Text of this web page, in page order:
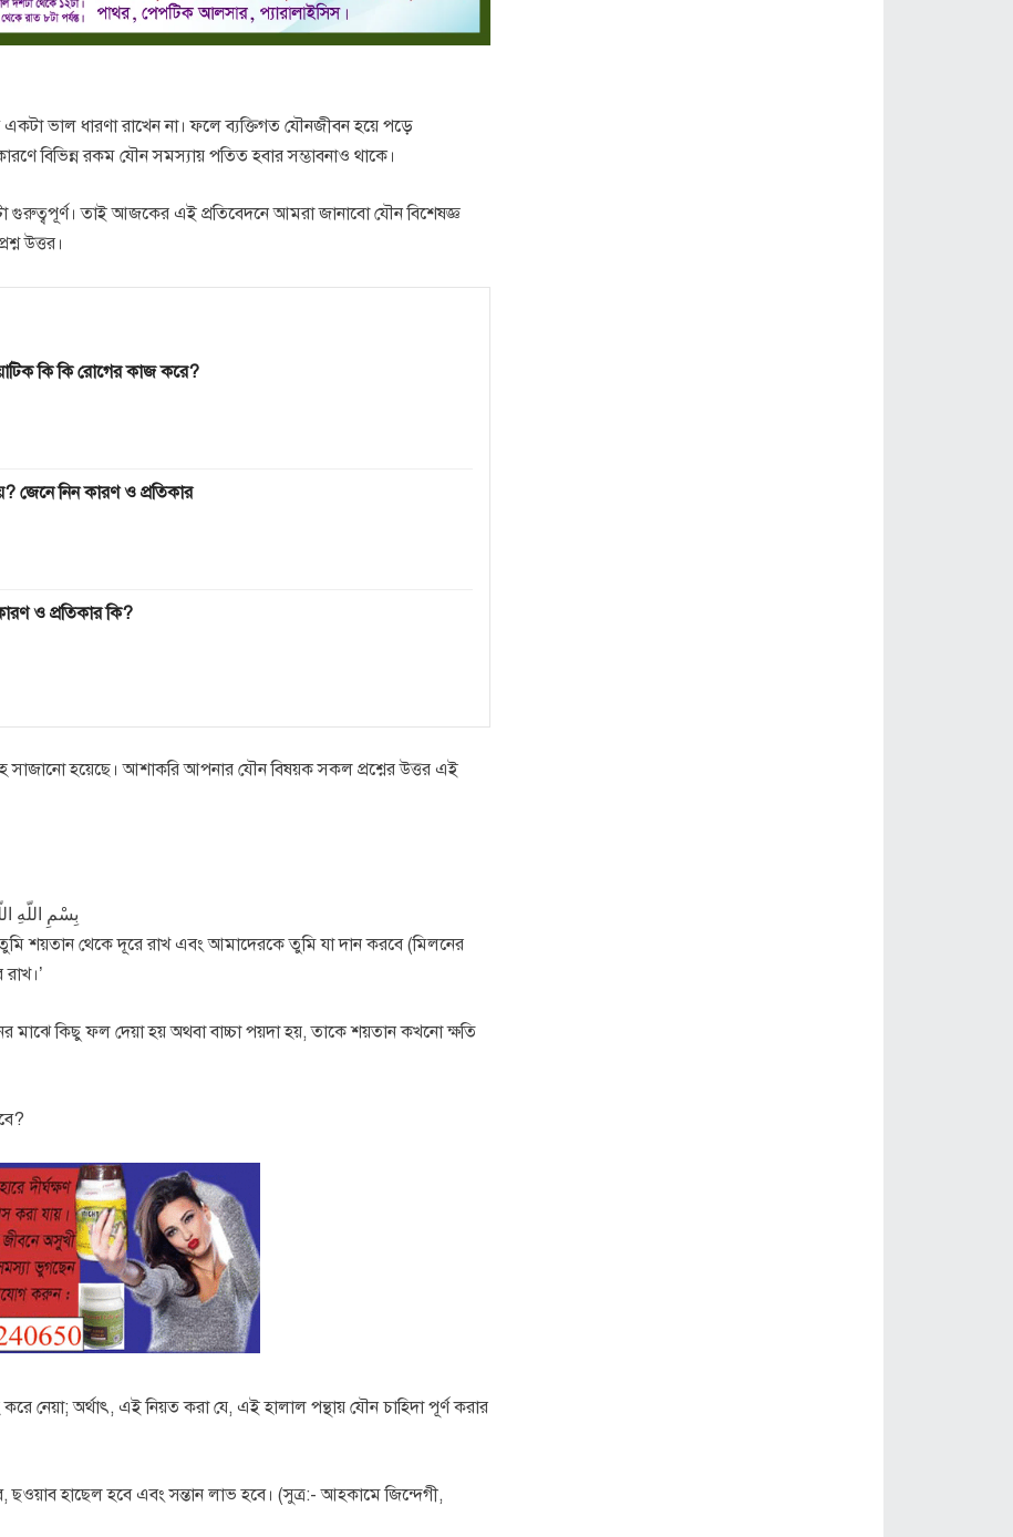
ভাল ধারণা রাখেন না। ফলে ব্যক্তিগত যৌনজীবন হয়ে পড়ে
বিভিন্ন রকম যৌন সমস্যায় পতিত হবার সম্ভাবনাও থাকে।
গুরুত্বপূর্ণ। তাই আজকের এই প্রতিবেদনে আমরা জানাবো যৌন বিশেষজ্ঞ
উত্তর।
কি কি রোগের কাজ করে?
জেনে নিন কারণ ও প্রতিকার
ও প্রতিকার কি?
সাজানো হয়েছে। আশাকরি আপনার যৌন বিষয়ক সকল প্রশ্নের উত্তর এই
بِسْمِ اللّهِ
শয়তান থেকে দূরে রাখ এবং আমাদেরকে তুমি যা দান করবে (মিলনের
নেয়া; অর্থাৎ, এই নিয়ত করা যে, এই হালাল পন্থায় যৌন চাহিদা পূর্ণ করার
ছওয়াব হাছেল হবে এবং সন্তান লাভ হবে। (সুত্র:- আহকামে জিন্দেগী,